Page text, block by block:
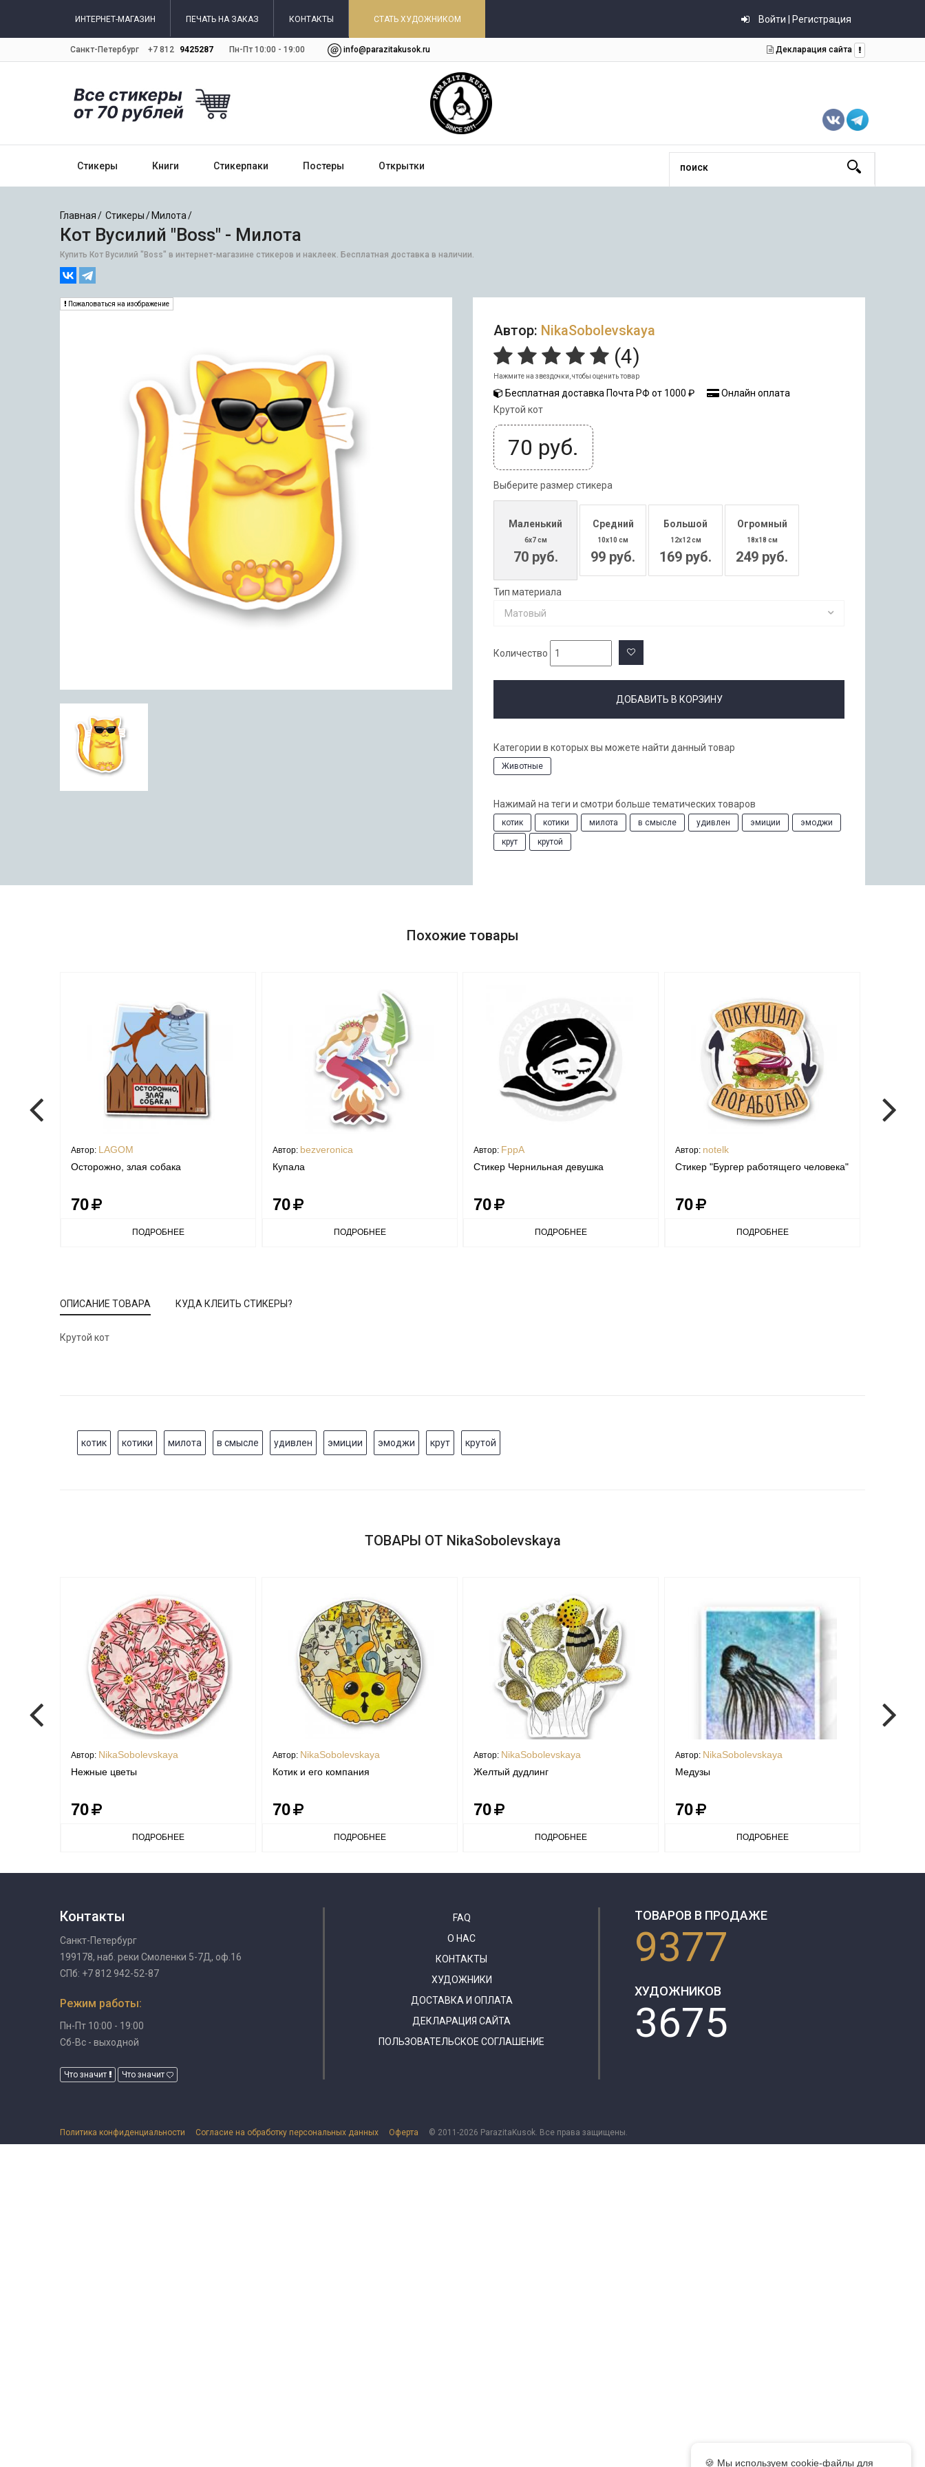
ИНТЕРНЕТ-МАГАЗИН ПЕЧАТЬ НА ЗАКАЗ КОНТАКТЫ СТАТЬ ХУДОЖНИКОМ Войти | Регистрация
Санкт-Петербург +7 812 9425287 Пн-Пт 10:00 - 19:00 info@parazitakusok.ru Декларация сайта
Стикеры Книги Стикерпаки Постеры Открытки
Главная Стикеры Милота
Кот Вусилий "Boss" - Милота
Купить Кот Вусилий "Boss" в интернет-магазине стикеров и наклеек. Бесплатная доставка в наличии.
Пожаловаться на изображение
Автор: NikaSobolevskaya
(4)
Нажмите на звездочки, чтобы оценить товар
Бесплатная доставка Почта РФ от 1000 ₽
Онлайн оплата
Крутой кот
70 руб.
Выберите размер стикера
Маленький
6x7 см
70 руб.
Средний
10x10 см
99 руб.
Большой
12x12 см
169 руб.
Огромный
18x18 см
249 руб.
Тип материала
Матовый
Количество
ДОБАВИТЬ В КОРЗИНУ
Категории в которых вы можете найти данный товар
Животные
Нажимай на теги и смотри больше тематических товаров
котик котики милота в смысле удивлен эмиции
эмоджи
крут
крутой
Похожие товары
Автор: LAGOM
Осторожно, злая собака
70
ПОДРОБНЕЕ
Автор: bezveronica
Купала
70
ПОДРОБНЕЕ
Автор: FppA
Стикер Чернильная девушка
70
ПОДРОБНЕЕ
Автор: notelk
Стикер "Бургер работящего человека"
70
ПОДРОБНЕЕ
ОПИСАНИЕ ТОВАРА КУДА КЛЕИТЬ СТИКЕРЫ?
Крутой кот
котик котики милота в смысле удивлен эмиции эмоджи крут крутой
ТОВАРЫ ОТ NikaSobolevskaya
Автор: NikaSobolevskaya
Нежные цветы
70
ПОДРОБНЕЕ
Автор: NikaSobolevskaya
Котик и его компания
70
ПОДРОБНЕЕ
Автор: NikaSobolevskaya
Желтый дудлинг
70
ПОДРОБНЕЕ
Автор: NikaSobolevskaya
Медузы
70
ПОДРОБНЕЕ
Контакты
Санкт-Петербург
199178, наб. реки Смоленки 5-7Д, оф.16
СПб: +7 812 942-52-87
Режим работы:
Пн-Пт 10:00 - 19:00
Сб-Вс - выходной
Что значит Что значит
FAQ
О НАС
КОНТАКТЫ
ХУДОЖНИКИ
ДОСТАВКА И ОПЛАТА
ДЕКЛАРАЦИЯ САЙТА
ПОЛЬЗОВАТЕЛЬСКОЕ СОГЛАШЕНИЕ
ТОВАРОВ В ПРОДАЖЕ
9377
ХУДОЖНИКОВ
3675
🍪 Мы используем cookie-файлы для
Политика конфиденциальности Согласие на обработку персональных данных Оферта © 2011-2026 ParazitaKusok. Все права защищены.